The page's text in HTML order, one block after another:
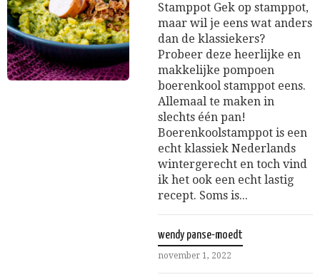
Stamppot Gek op stamppot,
maar wil je eens wat anders
dan de klassiekers?
Probeer deze heerlijke en
makkelijke pompoen
boerenkool stamppot eens.
Allemaal te maken in
slechts één pan!
Boerenkoolstamppot is een
echt klassiek Nederlands
wintergerecht en toch vind
ik het ook een echt lastig
recept. Soms is...
wendy panse-moedt
november 1, 2022